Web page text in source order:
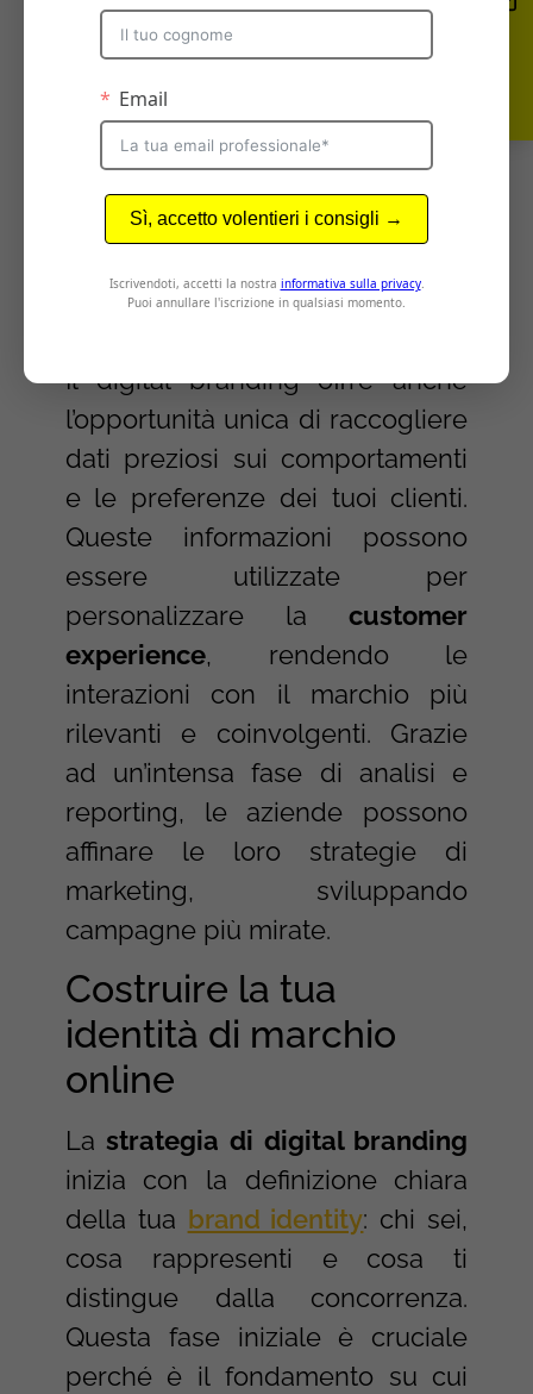
recensione online, un post sui
social media o un video tutorial.
Attraverso un’attività di
brandingle aziende possono
controllare il propriobrand
storytelling, comunicando
direttamente con i consumatori
e gestendo attivamente la
Il digital branding offre anche
l’opportunità unica di raccogliere
dati preziosi sui comportamenti
e le preferenze dei tuoi clienti.
Queste informazioni possono
essere utilizzate per
personalizzare lacustomer
experience, rendendo le
interazioni con il marchio più
rilevanti e coinvolgenti. Grazie
ad un’intensa fase di analisi e
reporting, le aziende possono
affinare le loro strategie di
marketing, sviluppando
campagne più mirate.
Costruire la tua
identità di marchio
online
La strategia di digital branding
inizia con la definizione chiara
della tua brand identity: chi sei,
cosa rappresenti e cosa ti
distingue dalla concorrenza.
Questa fase iniziale è cruciale
perché è il fondamento su cui